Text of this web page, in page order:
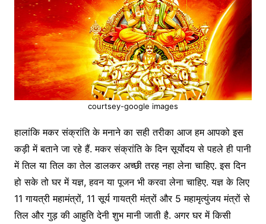
courtsey-google images
हालांकि मकर संक्रांति के मनाने का सही तरीका आज हम आपको इस
कड़ी में बताने जा रहे हैं. मकर संक्रांति के दिन सूर्योदय से पहले ही पानी
में तिल या तिल का तेल डालकर अच्छी तरह नहा लेना चाहिए. इस दिन
हो सके तो घर में यज्ञ, हवन या पूजन भी करवा लेना चाहिए. यज्ञ के लिए
11 गायत्री महामंत्रों, 11 सूर्य गायत्री मंत्रों और 5 महामृत्युंजय मंत्रों से
तिल और गुड़ की आहुति देनी शुभ मानी जाती है. अगर घर में किसी